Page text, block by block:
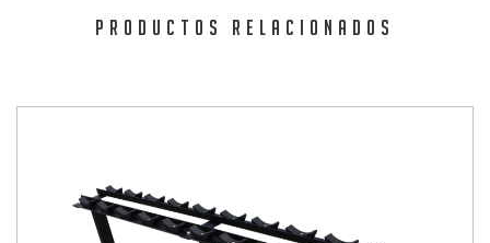
PRODUCTOS RELACIONADOS